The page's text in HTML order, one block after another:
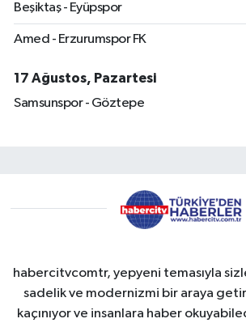
Beşiktaş - Eyüpspor
Amed - Erzurumspor FK
17 Ağustos, Pazartesi
Samsunspor - Göztepe
habercitvcomtr, yepyeni temasıyla
sadelik ve modernizmi bir araya
kaçınıyor ve insanlara haber